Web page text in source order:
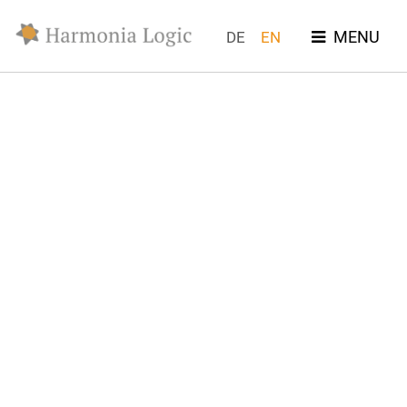
DE EN MENU